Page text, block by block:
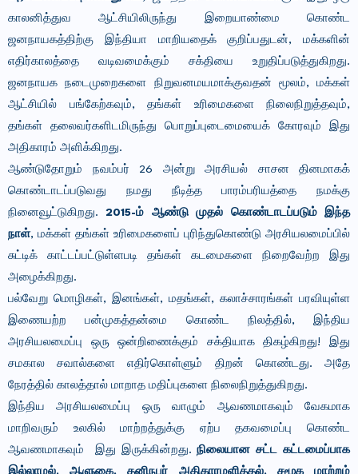
காலனித்துவ ஆட்சியிலிருந்து இறையாண்மை கொண்ட
ஜனநாயகத்திற்கு இந்தியா மாறியதைக் குறிப்பதுடன், மக்களின்
எதிர்காலத்தை வடிவமைக்கும் சக்தியை உறுதிப்படுத்துகிறது.
ஜனநாயக நடைமுறைகளை நிறுவனமயமாக்குவதன் மூலம், மக்கள்
ஆட்சியில் பங்கேற்கவும், தங்கள் உரிமைகளை நிலைநிறுத்தவும்,
தங்கள் தலைவர்களிடமிருந்து பொறுப்புடைமையைக் கோரவும் இது
அதிகாரம் அளிக்கிறது.
ஆண்டுதோறும் நவம்பர் 26 அன்று அரசியல் சாசன தினமாகக்
கொண்டாடப்படுவது நமது நீடித்த பாரம்பரியத்தை நமக்கு
நினைவூட்டுகிறது.2015-ம் ஆண்டு முதல் கொண்டாடப்படும் இந்த
நாள், மக்கள் தங்கள் உரிமைகளைப் புரிந்துகொண்டு அரசியலமைப்பில்
சுட்டிக் காட்டப்பட்டுள்ளபடி தங்கள் கடமைகளை நிறைவேற்ற இது
அழைக்கிறது.
பல்வேறு மொழிகள், இனங்கள், மதங்கள், கலாச்சாரங்கள் பரவியுள்ள
இணையற்ற பன்முகத்தன்மை கொண்ட நிலத்தில், இந்திய
அரசியலமைப்பு ஒரு ஒன்றிணைக்கும் சக்தியாக திகழ்கிறது! இது
சமகால சவால்களை எதிர்கொள்ளும் திறன் கொண்டது. அதே
நேரத்தில் காலத்தால் மாறாத மதிப்புகளை நிலைநிறுத்துகிறது.
இந்திய அரசியலமைப்பு ஒரு வாழும் ஆவணமாகவும் வேகமாக
மாறிவரும் உலகில் மாற்றத்துக்கு ஏற்ப தகவமைப்பு கொண்ட
ஆவணமாகவும் இது இருக்கின்றது.நிலையான சட்ட கட்டமைப்பாக
இல்லாமல், ஆளுகை, தனிநபர் அதிகாரமளித்தல், சமூக மாற்றம்